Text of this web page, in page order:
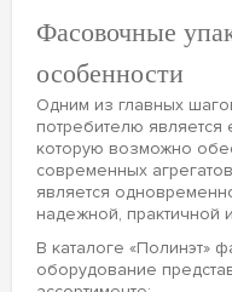
Фасовочные
особенности
Одним из главных
потребителю является
которую возможно
современных
является
надежной, практичной
В каталоге «Полинэт»
оборудование